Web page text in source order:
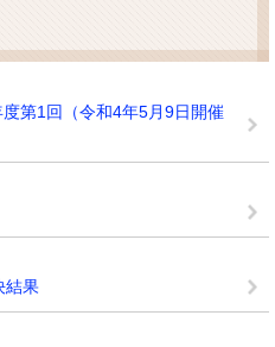
第1回（令和4年5月9日開催
結果